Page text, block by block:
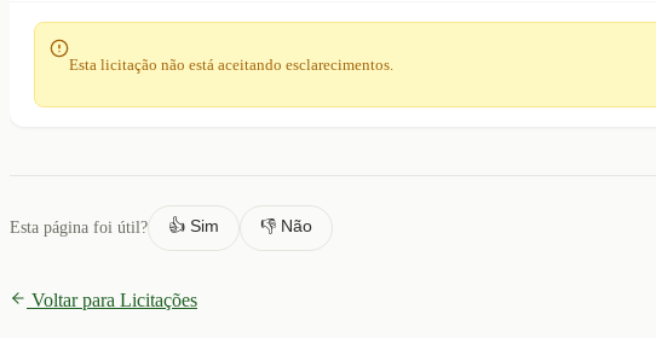
Esta licitação não está aceitando esclarecimentos.
Esta página foi útil? 👍 Sim 👎 Não
Voltar para Licitações